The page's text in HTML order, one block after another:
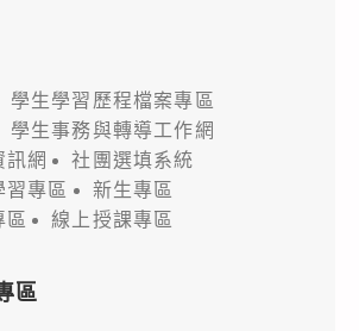
學生學習歷程檔案專區
學生事務與轉導工作網
訊網
社團選填系統
習專區
新生專區
區
線上授課專區
區